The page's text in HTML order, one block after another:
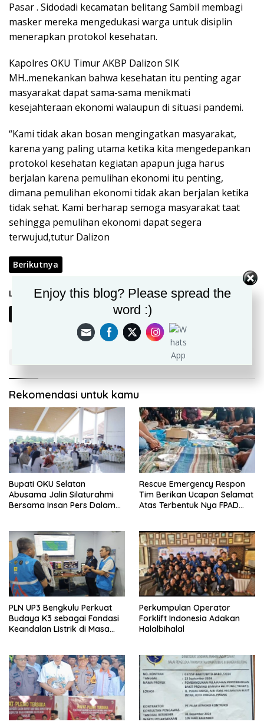
Pasar . Sidodadi kecamatan belitang Sambil membagi
masker mereka mengedukasi warga untuk disiplin
menerapkan protokol kesehatan.
Kapolres OKU Timur AKBP Dalizon SIK
MH..menekankan bahwa kesehatan itu penting agar
masyarakat dapat sama-sama menikmati
kesejahteraan ekonomi walaupun di situasi pandemi.
“Kami tidak akan bosan mengingatkan masyarakat,
karena yang paling utama ketika kita mengedepankan
protokol kesehatan kegiatan apapun juga harus
berjalan karena pemulihan ekonomi itu penting,
dimana pemulihan ekonomi tidak akan berjalan ketika
tidak sehat. Kami berharap semoga masyarakat taat
sehingga pemulihan ekonomi dapat segera
terwujud,tutur Dalizon
Berikutnya
Laman:
Rekomendasi untuk kamu
Bupati OKU Selatan
Abusama Jalin Silaturahmi
Bersama Insan Pers Dalam
Rescue Emergency Respon
Tim Berikan Ucapan Selamat
Atas Terbentuk Nya FPAD
PLN UP3 Bengkulu Perkuat
Budaya K3 sebagai Fondasi
Keandalan Listrik di Masa
Perkumpulan Operator
Forklift Indonesia Adakan
Halalbihalal
Enjoy this blog? Please spread the
word :)